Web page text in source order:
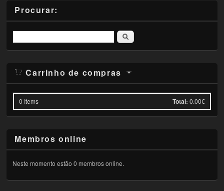
Procurar:
Pesquisar
Carrinho de compras
0 Items Total: 0.00€
Membros online
Neste momento estão 0 membros online.